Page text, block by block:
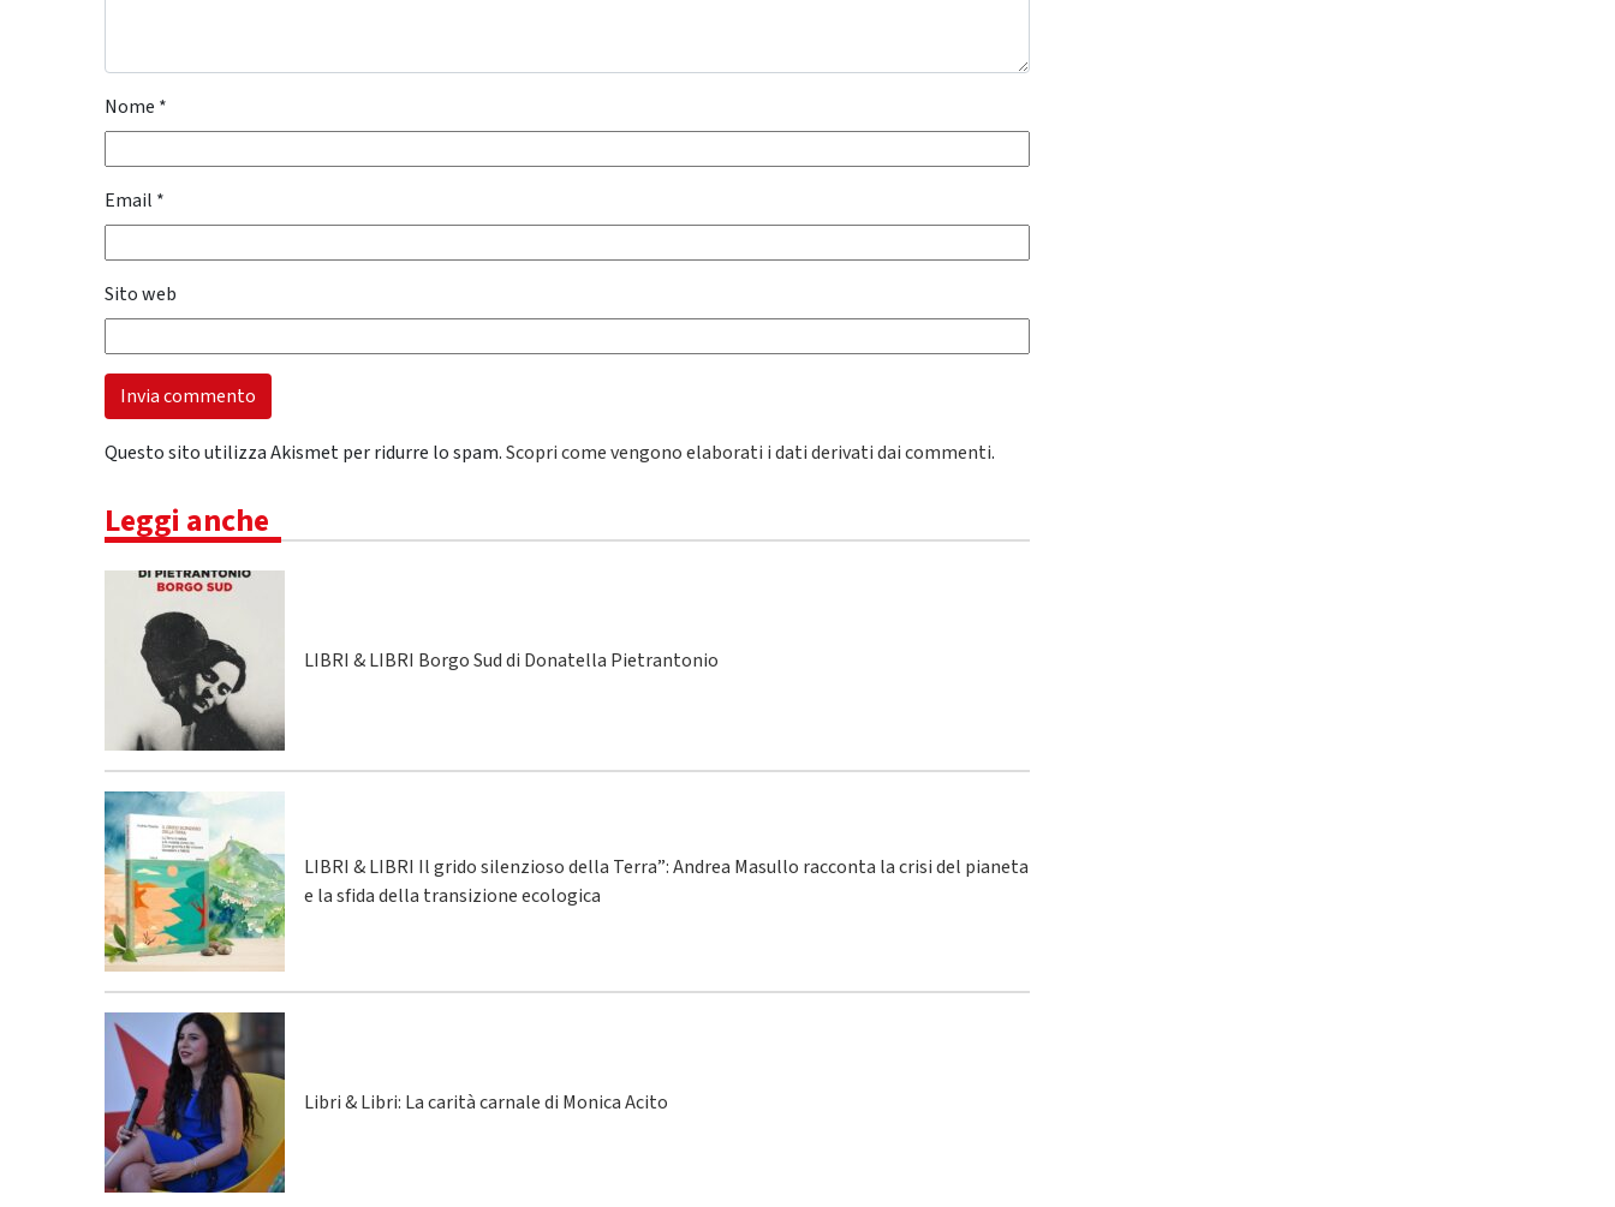
Nome *
Email *
Sito web
Questo sito utilizza Akismet per ridurre lo spam.Scopri come vengono elaborati i dati derivati dai commenti.
Leggi anche
LIBRI & LIBRI Borgo Sud di Donatella Pietrantonio
LIBRI & LIBRI Il grido silenzioso della Terra”: Andrea Masullo racconta la crisi del pianeta
e la sfida della transizione ecologica
Libri & Libri: La carità carnale di Monica Acito